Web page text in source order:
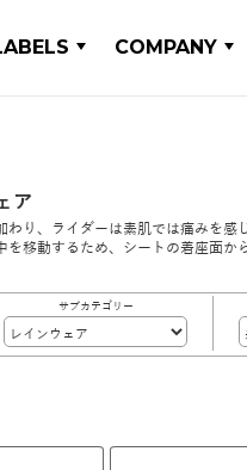
COMPANY
ア
り、ライダーは素肌では痛みを
移動するため、シートの着座面か
サブカテゴリー